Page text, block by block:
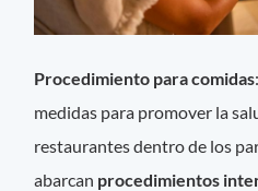
Procedimiento para comidas
medidas para promover la
restaurantes dentro de los
abarcan procedimientos